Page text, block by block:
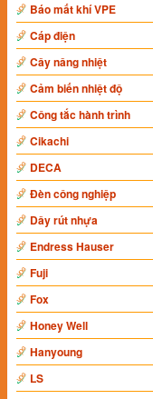
Báo mất khí VPE
Cáp điện
Cây nâng nhiệt
Cảm biến nhiệt độ
Công tắc hành trình
Cikachi
DECA
Đèn công nghiệp
Dây rút nhựa
Endress Hauser
Fuji
Fox
Honey Well
Hanyoung
LS